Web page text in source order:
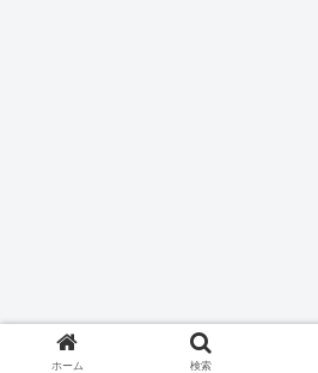
ホーム 検索